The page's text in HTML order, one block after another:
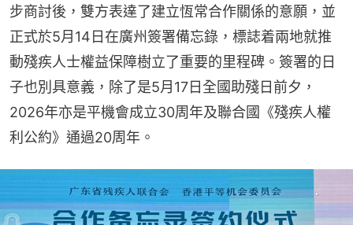
步商討後，雙方表達了建立恆常合作關係的意願，並
正式於5月14日在廣州簽署備忘錄，標誌着兩地就推
動殘疾人士權益保障樹立了重要的里程碑。簽署的日
子也別具意義，除了是5月17日全國助殘日前夕，
2026年亦是平機會成立30周年及聯合國《殘疾人權
利公約》通過20周年。